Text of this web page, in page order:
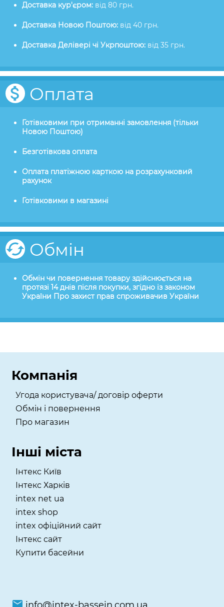
Доставка кур'єром: від 80 грн.
Доставка Новою Поштою: від 40 грн.
Доставка Делівері чі Укрпоштою: від 35 грн.
Оплата
Готівковими при отриманні замовлення (тільки
Новою Поштою)
Безготівкова оплата
Оплата платіжною карткою на розрахунковий
рахунок
Готівковими в магазині
Обмін
Обмін чи повернення товару здійснюється на
протязі 14 днів після покупки, згідно із законом
України Про захист прав спроживачив України
Компанія
Угода користувача/ договір оферти
Обмін і повернення
Про магазин
Інші міста
Інтекс Київ
​Інтекс Харків
intex net ua
intex shop
intex офіційний сайт
Інтекс сайт
Купити басейни